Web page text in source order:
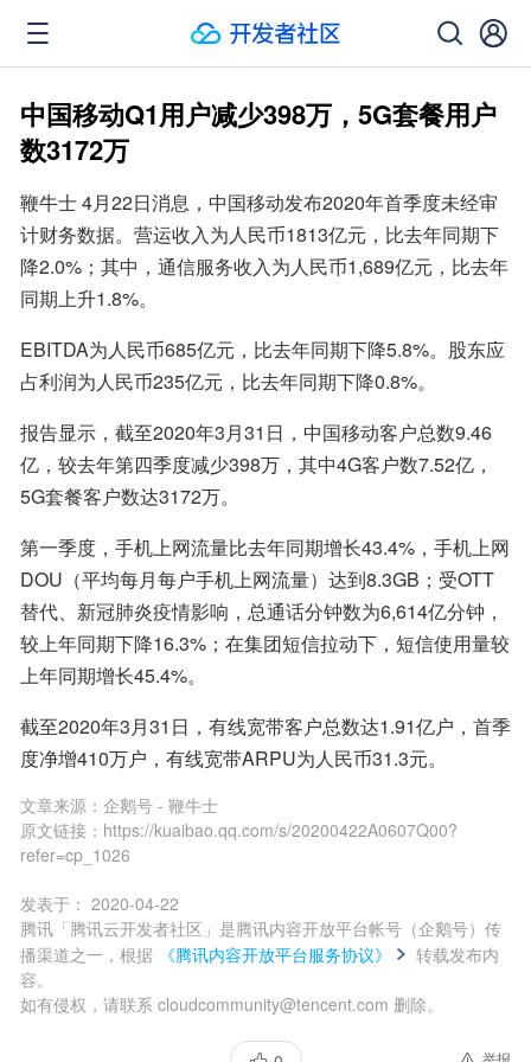
中国移动Q1用户减少398万，5G套餐用户
数3172万
鞭牛士 4月22日消息，中国移动发布2020年首季度未经审
计财务数据。营运收入为人民币1813亿元，比去年同期下
降2.0%；其中，通信服务收入为人民币1,689亿元，比去年
同期上升1.8%。
EBITDA为人民币685亿元，比去年同期下降5.8%。股东应
占利润为人民币235亿元，比去年同期下降0.8%。
报告显示，截至2020年3月31日，中国移动客户总数9.46
亿，较去年第四季度减少398万，其中4G客户数7.52亿，
5G套餐客户数达3172万。
第一季度，手机上网流量比去年同期增长43.4%，手机上网
DOU（平均每月每户手机上网流量）达到8.3GB；受OTT
替代、新冠肺炎疫情影响，总通话分钟数为6,614亿分钟，
较上年同期下降16.3%；在集团短信拉动下，短信使用量较
上年同期增长45.4%。
截至2020年3月31日，有线宽带客户总数达1.91亿户，首季
度净增410万户，有线宽带ARPU为人民币31.3元。
文章来源： 企鹅号 - 鞭牛士
原文链接： https://kuaibao.qq.com/s/20200422A0607Q00?
refer=cp_1026
发表于： 2020-04-22
腾讯「腾讯云开发者社区」是腾讯内容开放平台帐号（企鹅号）传
播渠道之一，根据
《腾讯内容开放平台服务协议》
转载发布内
容。
如有侵权，请联系 cloudcommunity@tencent.com 删除。
举报